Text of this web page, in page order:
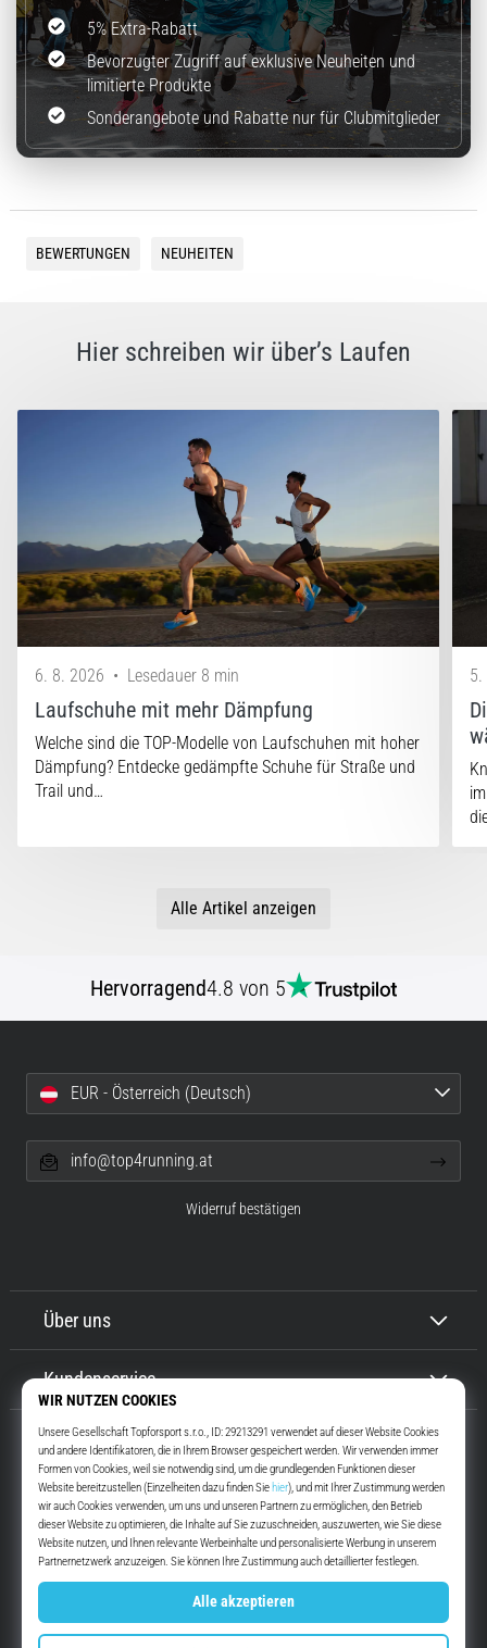
5% Extra-Rabatt
Bevorzugter Zugriff auf exklusive Neuheiten und
limitierte Produkte
Sonderangebote und Rabatte nur für Clubmitglieder
BEWERTUNGEN NEUHEITEN
Hier schreiben wir über’s Laufen
6. 8. 2026 • Lesedauer 8 min
Laufschuhe mit mehr Dämpfung
Welche sind die TOP-Modelle von Laufschuhen mit hoher
Dämpfung? Entdecke gedämpfte Schuhe für Straße und
Trail und…
5.
Alle Artikel anzeigen
Hervorragend4.8 von 5
Top4Running.at
Seit mehr als 16 Jahren motivieren wir dich, rauszugehen und zu laufen.
Schneller. Mit uns. Jeden Tag.
InstagramYouTube
Über uns
Kundenservice
EUR - Österreich (Deutsch)
info@top4running.at
Widerruf bestätigen